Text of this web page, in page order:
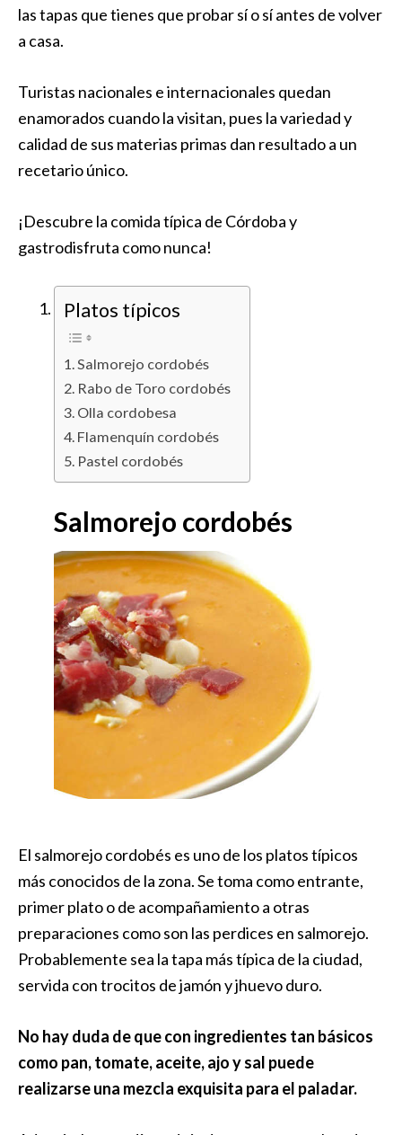
las tapas que tienes que probar sí o sí antes de volver
a casa.
Turistas nacionales e internacionales quedan
enamorados cuando la visitan, pues la variedad y
calidad de sus materias primas dan resultado a un
recetario único.
¡Descubre la comida típica de Córdoba y
gastrodisfruta como nunca!
Platos típicos
Salmorejo cordobés
Rabo de Toro cordobés
Olla cordobesa
Flamenquín cordobés
Pastel cordobés
Salmorejo cordobés
El salmorejo cordobés es uno de los platos típicos
más conocidos de la zona. Se toma como entrante,
primer plato o de acompañamiento a otras
preparaciones como son las perdices en salmorejo.
Probablemente sea la tapa más típica de la ciudad,
servida con trocitos de jamón y jhuevo duro.
No hay duda de que con ingredientes tan básicos
como pan, tomate, aceite, ajo y sal puede
realizarse una mezcla exquisita para el paladar.